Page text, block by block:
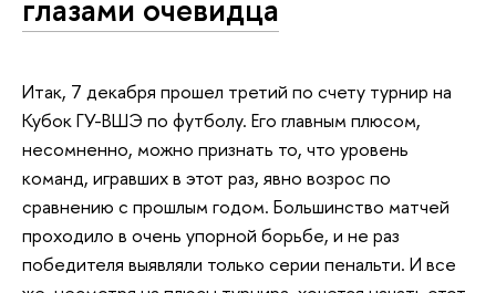
глазами очевидца
Итак, 7 декабря прошел третий по счету турнир на
Кубок ГУ-ВШЭ по футболу. Его главным плюсом,
несомненно, можно признать то, что уровень
команд, игравших в этот раз, явно возрос по
сравнению с прошлым годом. Большинство матчей
проходило в очень упорной борьбе, и не раз
победителя выявляли только серии пенальти. И все